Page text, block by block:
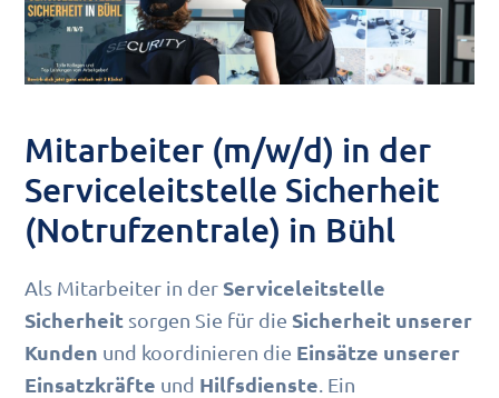
Mitarbeiter (m/w/d) in der
Serviceleitstelle Sicherheit
(Notrufzentrale) in Bühl
Als Mitarbeiter in der Serviceleitstelle
Sicherheit sorgen Sie für die Sicherheit unserer
Kunden und koordinieren die Einsätze unserer
Einsatzkräfte und Hilfsdienste . Ein